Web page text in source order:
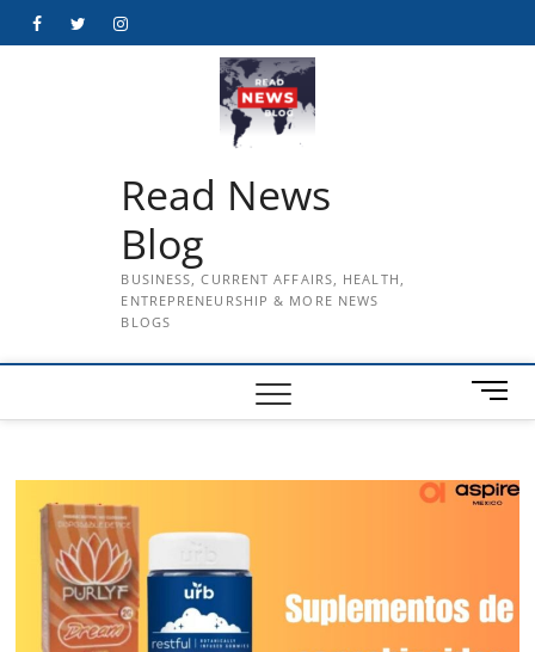
FacebookTwitterInstagram
Read News
Blog
BUSINESS, CURRENT AFFAIRS, HEALTH,
ENTREPRENEURSHIP & MORE NEWS
BLOGS
M
e
B
o
n